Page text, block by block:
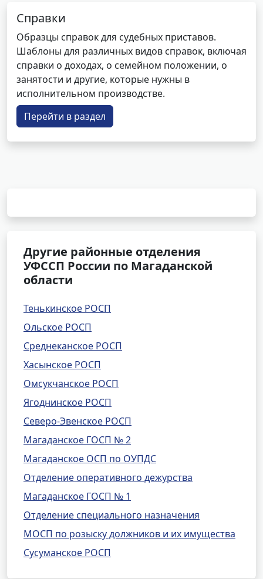
Справки
Образцы справок для судебных приставов.
Шаблоны для различных видов справок, включая
справки о доходах, о семейном положении, о
занятости и другие, которые нужны в
исполнительном производстве.
Перейти в раздел
Другие районные отделения
УФССП России по Магаданской
области
Тенькинское РОСП
Ольское РОСП
Среднеканское РОСП
Хасынское РОСП
Омсукчанское РОСП
Ягоднинское РОСП
Северо-Эвенское РОСП
Магаданское ГОСП № 2
Магаданское ОСП по ОУПДС
Отделение оперативного дежурства
Магаданское ГОСП № 1
Отделение специального назначения
МОСП по розыску должников и их имущества
Сусуманское РОСП